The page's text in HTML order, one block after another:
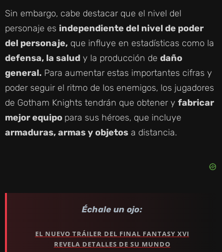
Sin embargo, cabe destacar que el nivel del
personaje es independiente del nivel de poder
del personaje, que influye en estadísticas como la
defensa, la salud y la producción de daño
general. Para aumentar estas importantes cifras y
poder seguir el ritmo de los enemigos, los jugadores
de Gotham Knights tendrán que obtener y fabricar
mejor equipo para sus héroes, que incluye
armaduras, armas y objetos a distancia.
Échale un ojo:
EL NUEVO TRÁILER DEL FINAL FANTASY XVI
REVELA DETALLES DE SU MUNDO